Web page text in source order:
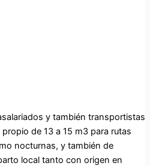
y también transportistas
de 13 a 15 m3 para rutas
nocturnas, y también de
local tanto con origen en